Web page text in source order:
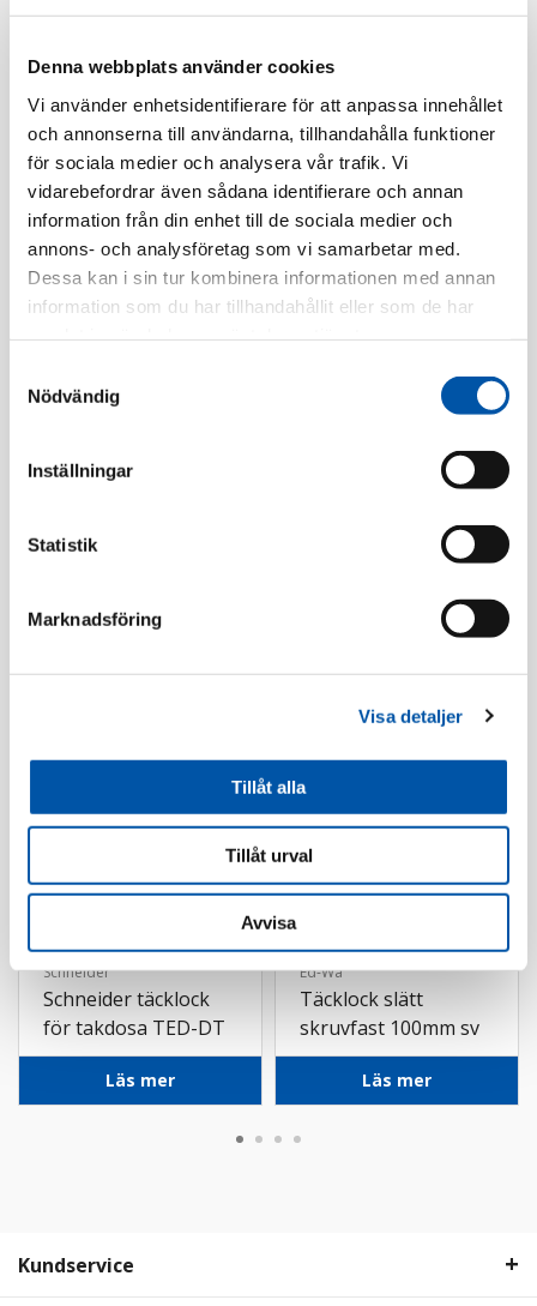
Denna webbplats använder cookies
Vi använder enhetsidentifierare för att anpassa innehållet
och annonserna till användarna, tillhandahålla funktioner
för sociala medier och analysera vår trafik. Vi
vidarebefordrar även sådana identifierare och annan
information från din enhet till de sociala medier och
annons- och analysföretag som vi samarbetar med.
Dessa kan i sin tur kombinera informationen med annan
information som du har tillhandahållit eller som de har
Nödvändig
Inställningar
Statistik
Marknadsföring
Visa detaljer
Tillåt alla
Tillåt urval
Avvisa
Täcklock slätt skruv/snäpp 100mm
vit
Doslock för kopplingsdosa. Slätt, snäppfastsättning
Nordvit
Artnr:
1426337-2
EAN-kod:
7340067303571
Tillv. Artnr:
1426337-2
Finns i lager
Specifikation
Täcklock
Schneider
Schneider täcklock
för takdosa TED-DT
Ø110 vit
Läs mer
Ed-Wa
Täcklock slätt
skruvfast 100mm sv
Läs mer
Kundservice